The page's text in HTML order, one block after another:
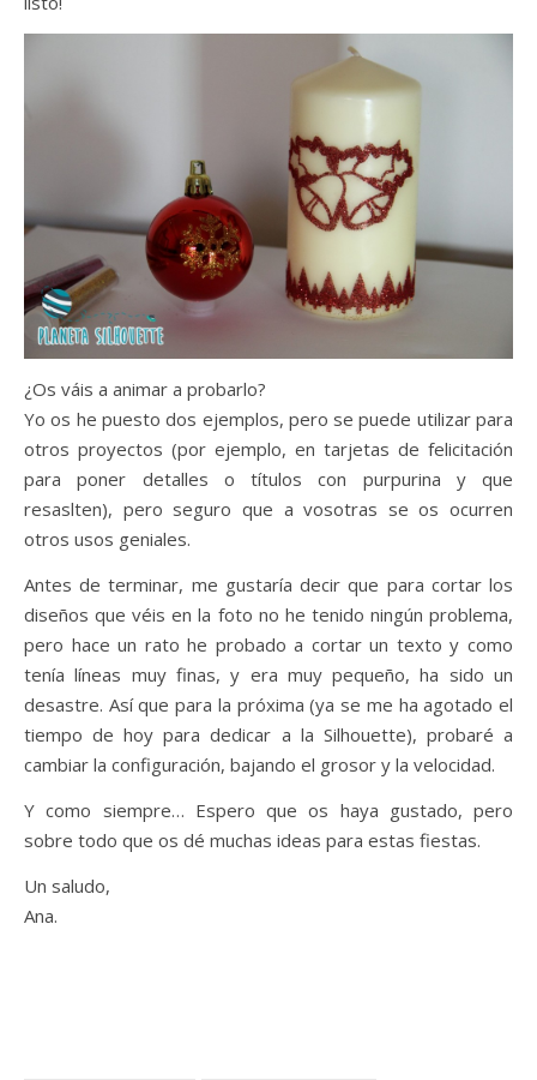
¿Os váis a animar a probarlo?
Yo os he puesto dos ejemplos, pero se puede utilizar para
otros proyectos (por ejemplo, en tarjetas de felicitación
para poner detalles o títulos con purpurina y que
resaslten), pero seguro que a vosotras se os ocurren
otros usos geniales.
Antes de terminar, me gustaría decir que para cortar los
diseños que véis en la foto no he tenido ningún problema,
pero hace un rato he probado a cortar un texto y como
tenía líneas muy finas, y era muy pequeño, ha sido un
desastre. Así que para la próxima (ya se me ha agotado el
tiempo de hoy para dedicar a la Silhouette), probaré a
cambiar la configuración, bajando el grosor y la velocidad.
Y como siempre… Espero que os haya gustado, pero
sobre todo que os dé muchas ideas para estas fiestas.
Un saludo,
Ana.